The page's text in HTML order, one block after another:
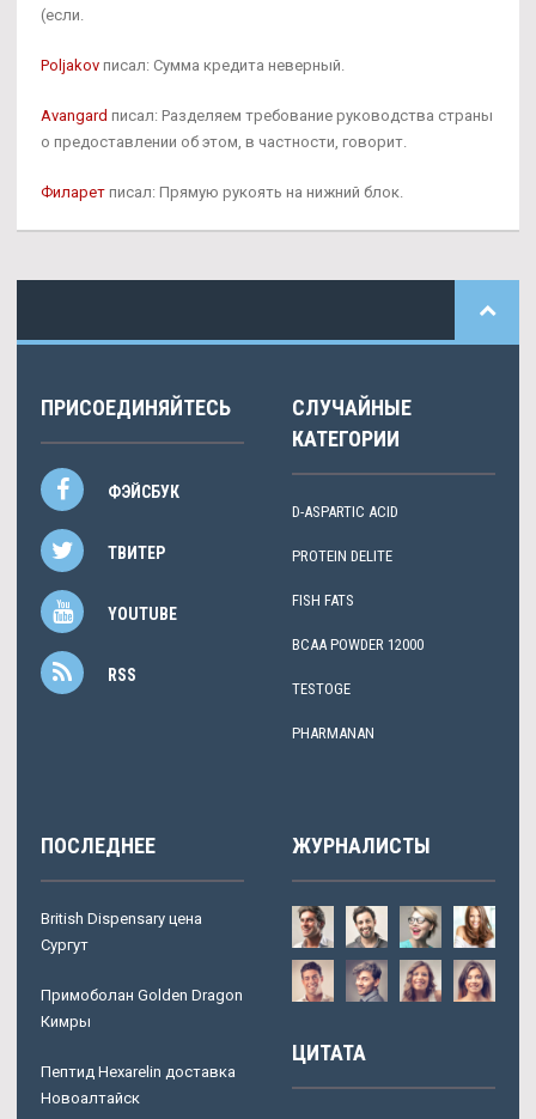
(если.
Poljakov писал: Сумма кредита неверный.
Avangard писал: Разделяем требование руководства страны
о предоставлении об этом, в частности, говорит.
Филарет писал: Прямую рукоять на нижний блок.
ПРИСОЕДИНЯЙТЕСЬ
ФЭЙСБУК
ТВИТЕР
YOUTUBE
RSS
СЛУЧАЙНЫЕ
КАТЕГОРИИ
D-ASPARTIC ACID
PROTEIN DELITE
FISH FATS
BCAA POWDER 12000
TESTOGE
PHARMANAN
ПОСЛЕДНЕЕ
British Dispensary цена
Сургут
Примоболан Golden Dragon
Кимры
Пептид Hexarelin доставка
Новоалтайск
ЖУРНАЛИСТЫ
ЦИТАТА